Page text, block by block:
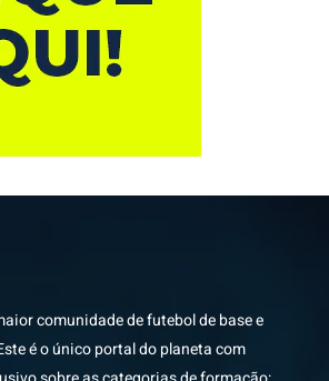
comunidade de futebol de base e
é o único portal do planeta com